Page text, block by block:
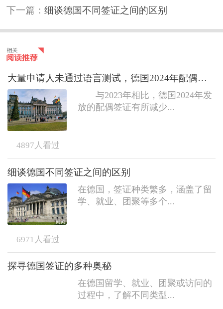
下一篇：细谈德国不同签证之间的区别
大量申请人未通过语言测试，德国2024年配偶签证发放数量减少
与2023年相比，德国2024年发
放的配偶签证有所减少...
4897 人看过
细谈德国不同签证之间的区别
在德国，签证种类繁多，涵盖了留
学、就业、团聚等多个...
6971 人看过
探寻德国签证的多种奥秘
在德国留学、就业、团聚或访问的
过程中，了解不同类型...